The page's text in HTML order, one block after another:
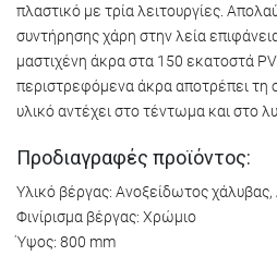
πλαστικό με τρία λειτουργίες.
συντήρησης χάρη στην λεία
μαστιχένη άκρα στα 150 εκατοστά
περιστρεφόμενα άκρα αποτρέπει
υλικό αντέχει στο τέντωμα και στο
Προδιαγραφές προϊόντος:
Υλικό βέργας: Ανοξείδωτος χάλυβας,
Φινίρισμα βέργας: Χρώμιο
Ύψος: 800 mm